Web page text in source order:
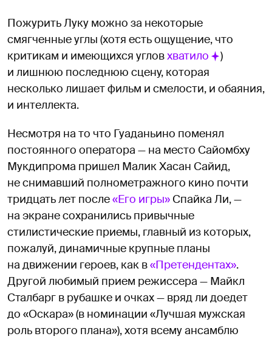
Пожурить Луку можно за некоторые
смягченные углы (хотя есть ощущение, что
критикам и имеющихся угловхватило
)
и лишнюю последнюю сцену, которая
несколько лишает фильм и смелости, и обаяния,
и интеллекта.
Несмотря на то что Гуаданьино поменял
постоянного оператора — на место Сайомбху
Мукдипрома пришел Малик Хасан Сайид,
не снимавший полнометражного кино почти
тридцать лет после«Его игры» Спайка Ли, —
на экране сохранились привычные
стилистические приемы, главный из которых,
пожалуй, динамичные крупные планы
на движении героев, как в«Претендентах».
Другой любимый прием режиссера — Майкл
Сталбарг в рубашке и очках — вряд ли доедет
до «Оскара» (в номинации «Лучшая мужская
роль второго плана»), хотя всему ансамблю